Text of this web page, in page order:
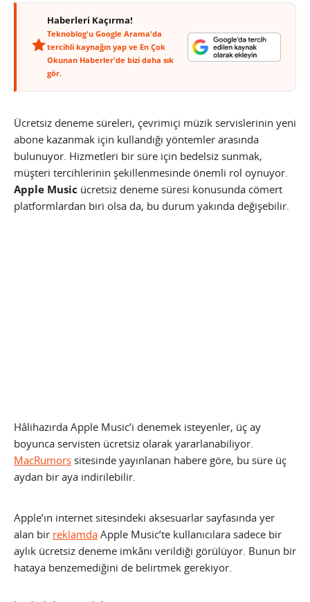
Haberleri Kaçırma!
Teknoblog'u Google Arama'da
tercihli kaynağın yap ve En Çok
Okunan Haberler'de bizi daha sık
gör.
Ücretsiz deneme süreleri, çevrimiçi müzik servislerinin yeni
abone kazanmak için kullandığı yöntemler arasında
bulunuyor. Hizmetleri bir süre için bedelsiz sunmak,
müşteri tercihlerinin şekillenmesinde önemli rol oynuyor.
Apple Music ücretsiz deneme süresi konusunda cömert
platformlardan biri olsa da, bu durum yakında değişebilir.
Hâlihazırda Apple Music’i denemek isteyenler, üç ay
boyunca servisten ücretsiz olarak yararlanabiliyor.
MacRumors sitesinde yayınlanan habere göre, bu süre üç
aydan bir aya indirilebilir.
Apple’ın internet sitesindeki aksesuarlar sayfasında yer
alan bir reklamda Apple Music’te kullanıcılara sadece bir
aylık ücretsiz deneme imkânı verildiği görülüyor. Bunun bir
hataya benzemediğini de belirtmek gerekiyor.